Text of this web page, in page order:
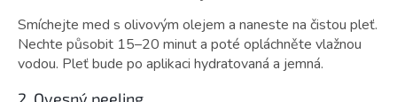
Smíchejte med s olivovým olejem a naneste na čistou pleť.
Nechte působit 15–20 minut a poté opláchněte vlažnou
vodou. Pleť bude po aplikaci hydratovaná a jemná.
2. Ovesný peeling